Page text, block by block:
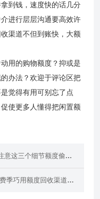
到钱，速度快的话几分
进行层层沟通要高效许
渠道不但到账快，大额
用的购物额度？抑或是
办法？欢迎于评论区把
觉得有用可别忘了点
使更多人懂得把闲置额
这三个细节额度偷偷涨
额度回收渠道实现轻松变现